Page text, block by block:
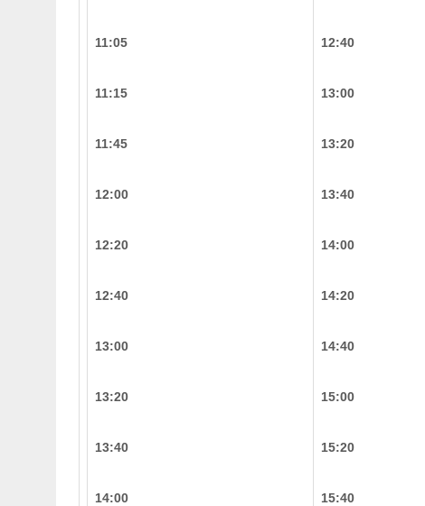
11:05 12:40
11:15 13:00
11:45 13:20
12:00 13:40
12:20 14:00
12:40 14:20
13:00 14:40
13:20 15:00
13:40 15:20
14:00 15:40